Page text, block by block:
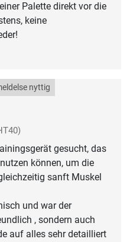
Palette direkt vor die
keine
nyttig
gesucht, das
können, um die
sanft Muskel
und war der
, sondern auch
auf alles sehr detailliert